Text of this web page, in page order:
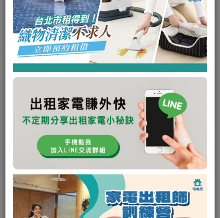
Luft光觸媒空氣清淨機
可出租
瞭解更多 私訊電租公